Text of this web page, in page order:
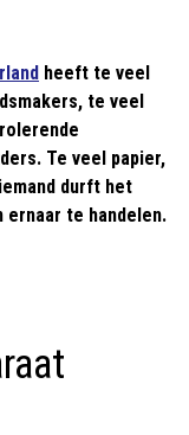
heeft te veel
te veel
Te veel papier,
durft het
ernaar te handelen.